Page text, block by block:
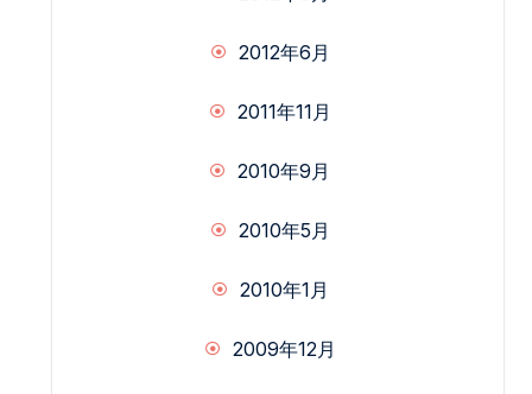
2012年6月
2011年11月
2010年9月
2010年5月
2010年1月
2009年12月